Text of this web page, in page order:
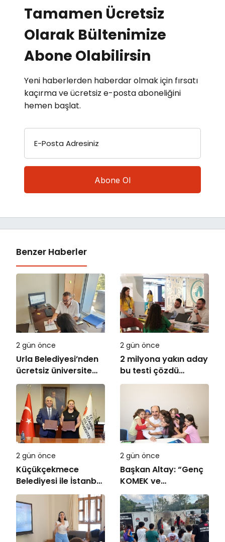
Tamamen Ücretsiz
Olarak Bültenimize
Abone Olabilirsin
Yeni haberlerden haberdar olmak için fırsatı
kaçırma ve ücretsiz e-posta aboneliğini
hemen başlat.
E-Posta Adresiniz
Benzer Haberler
2 gün önce
Urla Belediyesi’nden
ücretsiz üniversite
tercih danışmanlığı
2 gün önce
2 milyona yakın aday
bu testi çözdü…
2 gün önce
Küçükçekmece
Belediyesi ile İstanbul
Kültür Üniversitesi
Arasında Sinema
Alanında İş Birliği
2 gün önce
Başkan Altay: “Genç
KOMEK ve
Bilgehanelerde 30 Bin
Öğrencimiz Yaz
Aylarını Bizimle
Birlikte Geçiriyor”